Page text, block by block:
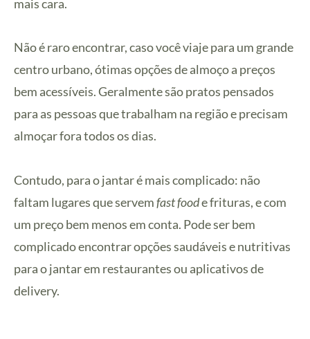
mais cara.
Não é raro encontrar, caso você viaje para um grande
centro urbano, ótimas opções de almoço a preços
bem acessíveis. Geralmente são pratos pensados
para as pessoas que trabalham na região e precisam
almoçar fora todos os dias.
Contudo, para o jantar é mais complicado: não
faltam lugares que servemfast foode frituras, e com
um preço bem menos em conta. Pode ser bem
complicado encontrar opções saudáveis e nutritivas
para o jantar em restaurantes ou aplicativos de
delivery.